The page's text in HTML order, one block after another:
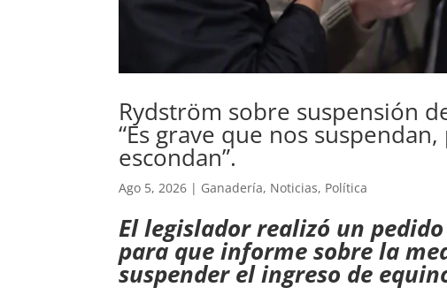
Rydström sobre suspensión
“Es grave que nos
escondan”.
Ago 5, 2026 | Ganadería, Noticias, Política
El legislador realizó un
para que informe sobre la
suspender el ingreso de